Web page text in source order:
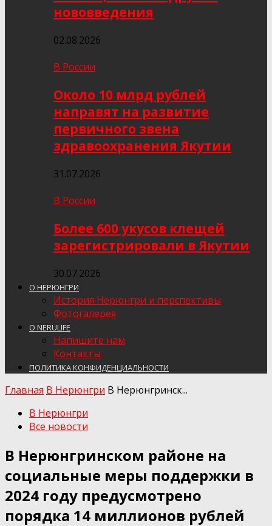
нововведения
02.08.2026
В России
Около 10 млрд рублей
направят на развитие
первичного звена
здравоохранения Якутии
31.07.2026
В России
Более 600 укусов клещей
зарегистрировали в Якутии
30.07.2026
О НЕРЮНГРИ
История Нерюнгри и перспективы
Фотогалерея
О NERULIFE
Напишите нам
Контакты
ПОЛИТИКА КОНФИДЕНЦИАЛЬНОСТИ
Главная В Нерюнгри В Нерюнгринск...
В Нерюнгри
Все новости
В Нерюнгринском районе на
социальные меры поддержки в
2024 году предусмотрено
порядка 14 миллионов рублей